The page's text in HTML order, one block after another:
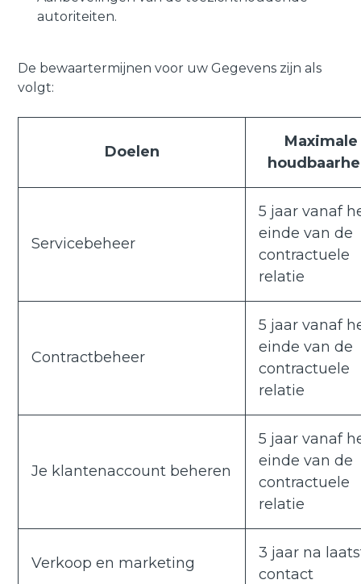
autoriteiten.
De bewaartermijnen voor uw Gegevens zijn als
volgt:
Doelen
Maximale
Servicebeheer
5 jaar vanaf
einde van de
contractuele
relatie
Contractbeheer
5 jaar vanaf
einde van de
contractuele
relatie
Je klantenaccount beheren
5 jaar vanaf
einde van de
contractuele
relatie
Verkoop en marketing
3 jaar na
contact